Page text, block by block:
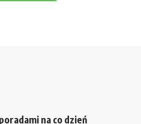
na co dzień